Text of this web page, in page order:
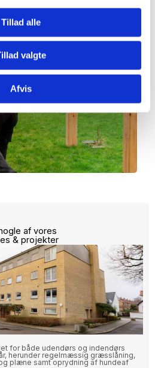
Tillad alle
valgte
Afvis
af vores
& projekter
for både udendørs og indendørs
herunder regelmæssig græsslåning,
plæne samt oprydning af hundeaf